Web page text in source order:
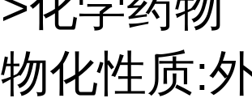
物化性质: